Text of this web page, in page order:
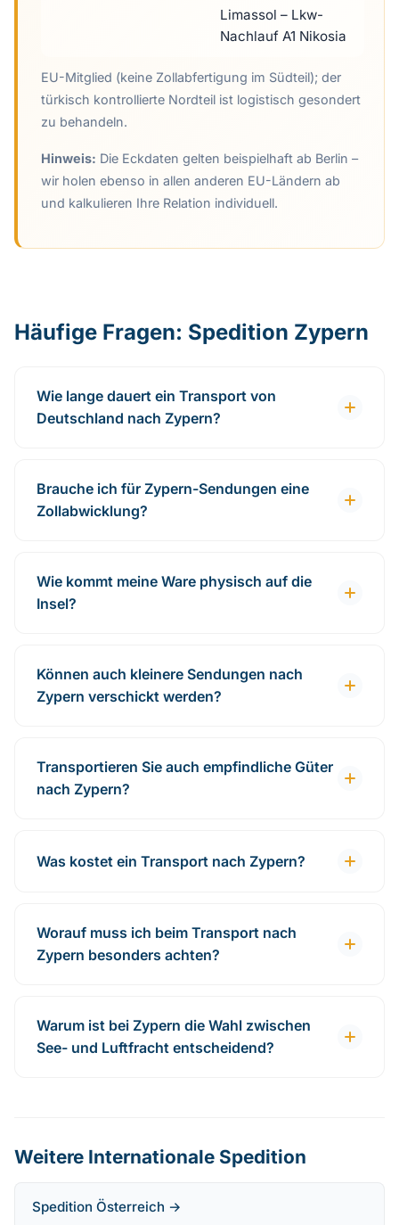
Limassol – Lkw-
Nachlauf A1 Nikosia
EU-Mitglied (keine Zollabfertigung im Südteil); der
türkisch kontrollierte Nordteil ist logistisch gesondert
zu behandeln.
Hinweis: Die Eckdaten gelten beispielhaft ab Berlin –
wir holen ebenso in allen anderen EU-Ländern ab
und kalkulieren Ihre Relation individuell.
Häufige Fragen: Spedition Zypern
Wie lange dauert ein Transport von
Deutschland nach Zypern?
Brauche ich für Zypern-Sendungen eine
Zollabwicklung?
Wie kommt meine Ware physisch auf die
Insel?
Können auch kleinere Sendungen nach
Zypern verschickt werden?
Transportieren Sie auch empfindliche Güter
nach Zypern?
Was kostet ein Transport nach Zypern?
Worauf muss ich beim Transport nach
Zypern besonders achten?
Warum ist bei Zypern die Wahl zwischen
See- und Luftfracht entscheidend?
Weitere Internationale Spedition
Spedition Österreich →